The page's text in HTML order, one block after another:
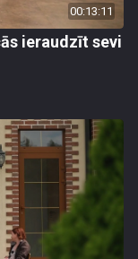
00:13:11
ieraudzīt sevi